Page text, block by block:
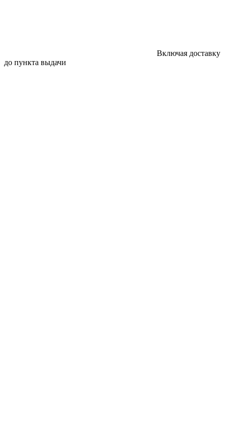
Включая доставку
до пункта выдачи